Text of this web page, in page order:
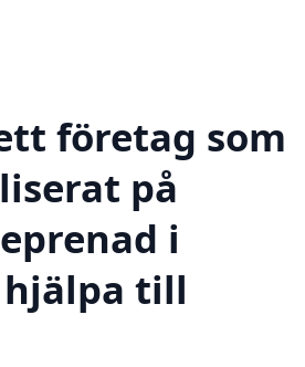
företag som
på
i
till